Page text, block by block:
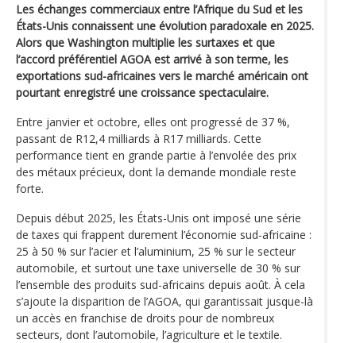
Les échanges commerciaux entre l’Afrique du Sud et les
États-Unis connaissent une évolution paradoxale en 2025.
Alors que Washington multiplie les surtaxes et que
l’accord préférentiel AGOA est arrivé à son terme, les
exportations sud-africaines vers le marché américain ont
pourtant enregistré une croissance spectaculaire.
Entre janvier et octobre, elles ont progressé de 37 %,
passant de R12,4 milliards à R17 milliards. Cette
performance tient en grande partie à l’envolée des prix
des métaux précieux, dont la demande mondiale reste
forte.
Depuis début 2025, les États-Unis ont imposé une série
de taxes qui frappent durement l’économie sud-africaine :
25 à 50 % sur l’acier et l’aluminium, 25 % sur le secteur
automobile, et surtout une taxe universelle de 30 % sur
l’ensemble des produits sud-africains depuis août. À cela
s’ajoute la disparition de l’AGOA, qui garantissait jusque-là
un accès en franchise de droits pour de nombreux
secteurs, dont l’automobile, l’agriculture et le textile.